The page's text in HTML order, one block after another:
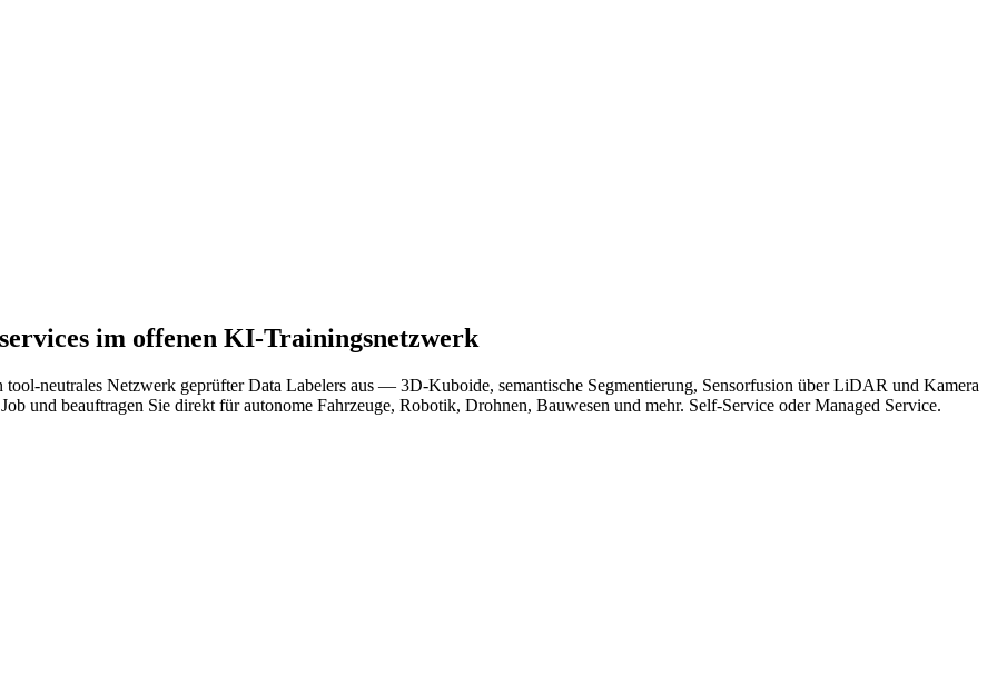
im offenen KI-Trainingsnetzwerk
neutrales Netzwerk geprüfter Data Labelers aus — 3D-Kuboide, semantische Segmentierung, Sensorfusion über LiDAR und Kamera
und beauftragen Sie direkt für autonome Fahrzeuge, Robotik, Drohnen, Bauwesen und mehr. Self-Service oder Managed Service.